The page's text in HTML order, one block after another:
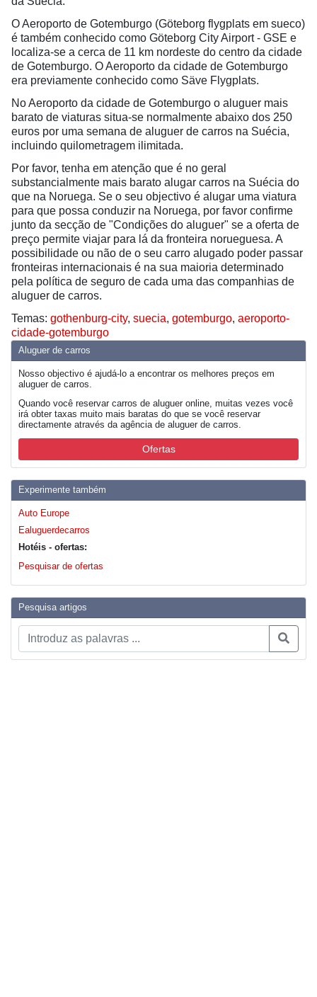
Aluguer de carros
Nosso objectivo é ajudá-lo a encontrar os melhores preços em
aluguer de carros.
Quando você reservar carros de aluguer online, muitas vezes você
irá obter taxas muito mais baratas do que se você reservar
directamente através da agência de aluguer de carros.
Ofertas
Experimente também
Auto Europe
Ealuguerdecarros
Hotéis - ofertas:
Pesquisar de ofertas
Pesquisa artigos
O Aeroporto de Gotemburgo (Göteborg flygplats em sueco)
é também conhecido como Göteborg City Airport - GSE e
localiza-se a cerca de 11 km nordeste do centro da cidade
de Gotemburgo. O Aeroporto da cidade de Gotemburgo
era previamente conhecido como Säve Flygplats.
No Aeroporto da cidade de Gotemburgo o aluguer mais
barato de viaturas situa-se normalmente abaixo dos 250
euros por uma semana de aluguer de carros na Suécia,
incluindo quilometragem ilimitada.
Por favor, tenha em atenção que é no geral
substancialmente mais barato alugar carros na Suécia do
que na Noruega. Se o seu objectivo é alugar uma viatura
para que possa conduzir na Noruega, por favor confirme
junto da secção de "Condições do aluguer" se a oferta de
preço permite viajar para lá da fronteira norueguesa. A
possibilidade ou não de o seu carro alugado poder passar
fronteiras internacionais é na sua maioria determinado
pela política de seguro de cada uma das companhias de
aluguer de carros.
Temas: gothenburg-city, suecia, gotemburgo, aeroporto-
cidade-gotemburgo